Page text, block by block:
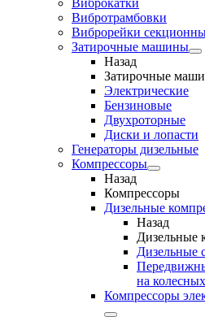
Виброкатки
Вибротрамбовки
Виброрейки
Затирочные машины
Назад
Затирочные
Электрические
Бензиновые
Двухроторные
Диски и лопасти
Генераторы дизельные
Компрессоры
Назад
Компрессоры
Дизельные
Назад
Дизельные
Дизельные
на
Компрессоры